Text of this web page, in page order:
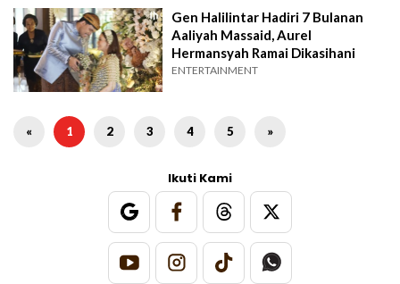
Gen Halilintar Hadiri 7 Bulanan
Aaliyah Massaid, Aurel
Hermansyah Ramai Dikasihani
ENTERTAINMENT
« 1 2 3 4 5 »
Ikuti Kami